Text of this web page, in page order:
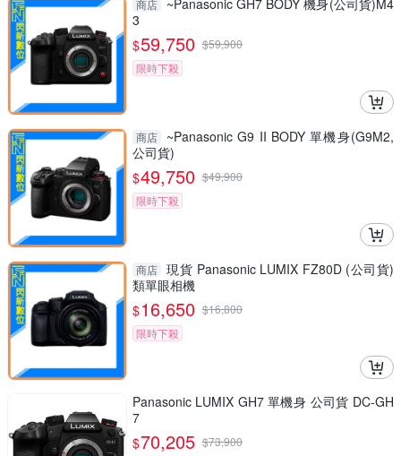
商店
~Panasonic GH7 BODY 機身(公司貨)M4
3
$59,750 $59,900
限時下殺
商店
~Panasonic G9 II BODY 單機身(G9M2,
公司貨)
$49,750 $49,900
限時下殺
商店 現貨 Panasonic LUMIX FZ80D (公司貨)
類單眼相機
$16,650 $16,800
限時下殺
Panasonic LUMIX GH7 單機身 公司貨 DC-GH
7
$70,205 $73,900